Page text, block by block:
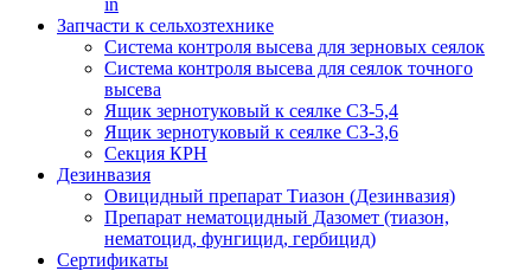
in
Запчасти к сельхозтехнике
Система контроля высева для зерновых сеялок
Система контроля высева для сеялок точного
высева
Ящик зернотуковый к сеялке СЗ-5,4
Ящик зернотуковый к сеялке СЗ-3,6
Секция КРН
Дезинвазия
Овицидный препарат Тиазон (Дезинвазия)
Препарат нематоцидный Дазомет (тиазон,
нематоцид, фунгицид, гербицид)
Сертификаты